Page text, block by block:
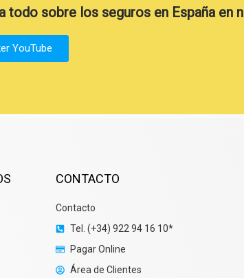
todo sobre los seguros en España en
YouTube
CONTACTO
Contacto
Tel. (+34) 922 94 16 10*
Pagar Online
Área de Clientes